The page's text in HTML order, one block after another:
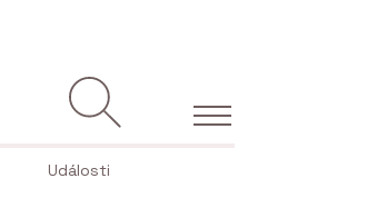
Události